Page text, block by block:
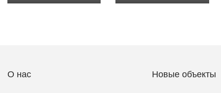
О нас Новые объекты